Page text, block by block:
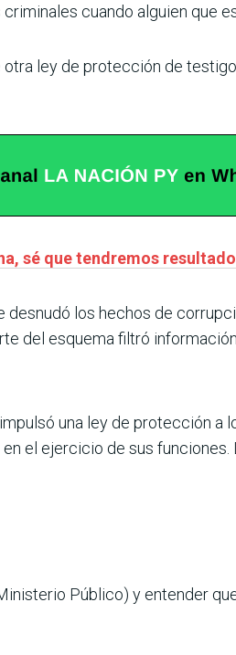
cuando alguien que
ley de protección de
sé que tendremos
los hechos de
del esquema filtró
una ley de protección a
el ejercicio de sus
Público) y entender